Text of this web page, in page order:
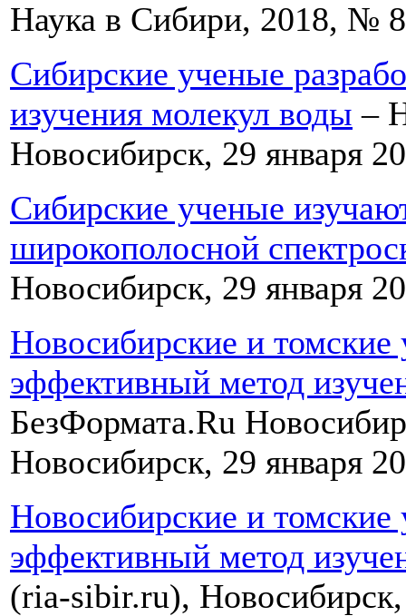
Наука в Сибири, 2018, №
Сибирские ученые
изучения молекул воды –
Новосибирск, 29 января
Сибирские ученые
широкополосной
Новосибирск, 29 января
Новосибирские и томские
эффективный метод
БезФормата.Ru
Новосибирск, 29 января
Новосибирские и томские
эффективный метод
(ria-sibir.ru), Новосибирск,